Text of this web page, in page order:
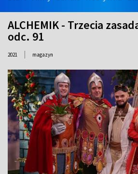
ALCHEMIK - Trzecia
odc. 91
2021 | magazyn